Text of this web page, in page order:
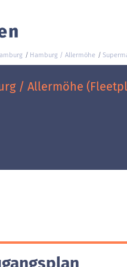
Hamburg / Allermöhe
/ Allermöhe